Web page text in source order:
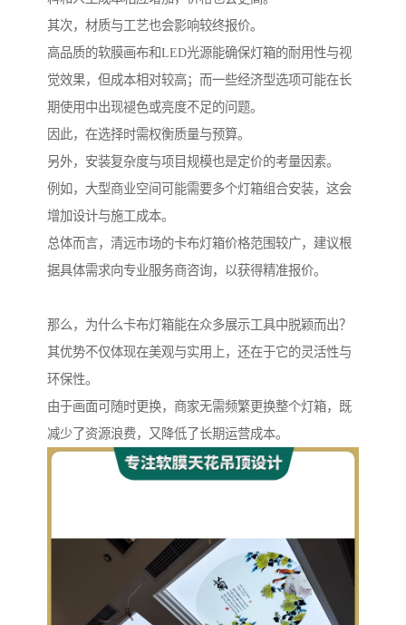
其次，材质与工艺也会影响较终报价。
高品质的软膜画布和LED光源能确保灯箱的耐用性与视
觉效果，但成本相对较高；而一些经济型选项可能在长
期使用中出现褪色或亮度不足的问题。
因此，在选择时需权衡质量与预算。
另外，安装复杂度与项目规模也是定价的考量因素。
例如，大型商业空间可能需要多个灯箱组合安装，这会
增加设计与施工成本。
总体而言，清远市场的卡布灯箱价格范围较广，建议根
据具体需求向专业服务商咨询，以获得精准报价。
那么，为什么卡布灯箱能在众多展示工具中脱颖而出？
其优势不仅体现在美观与实用上，还在于它的灵活性与
环保性。
由于画面可随时更换，商家无需频繁更换整个灯箱，既
减少了资源浪费，又降低了长期运营成本。